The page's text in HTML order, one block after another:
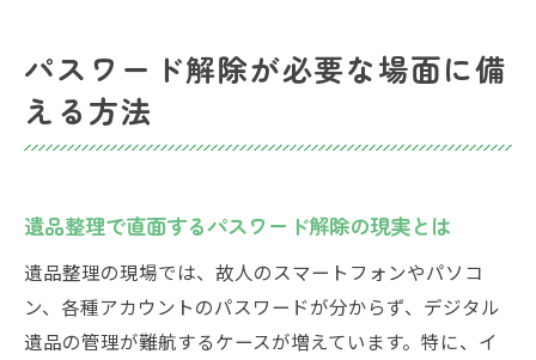
パスワード解除が必要な場面に備
える方法
遺品整理で直面するパスワード解除の現実とは
遺品整理の現場では、故人のスマートフォンやパソコ
ン、各種アカウントのパスワードが分からず、デジタル
遺品の管理が難航するケースが増えています。特に、イ